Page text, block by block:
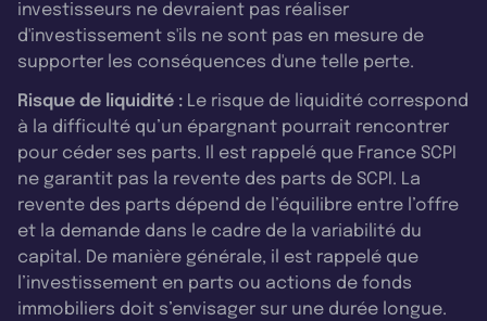
investisseurs ne devraient pas réaliser
d'investissement s'ils ne sont pas en mesure de
supporter les conséquences d'une telle perte.
Risque de liquidité : Le risque de liquidité correspond
à la difficulté qu’un épargnant pourrait rencontrer
pour céder ses parts. Il est rappelé que France SCPI
ne garantit pas la revente des parts de SCPI. La
revente des parts dépend de l’équilibre entre l’offre
et la demande dans le cadre de la variabilité du
capital. De manière générale, il est rappelé que
l’investissement en parts ou actions de fonds
immobiliers doit s’envisager sur une durée longue.